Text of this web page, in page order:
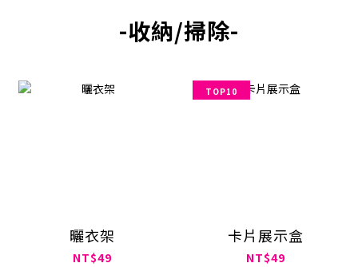
-收納/掃除-
曬衣架
NT$49
TOP10
卡片展示盒
NT$49